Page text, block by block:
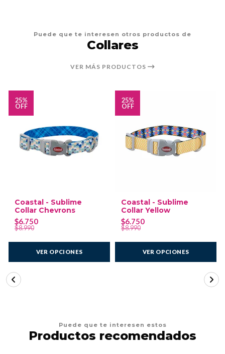
Puede que te interesen otros productos de
Collares
VER MÁS PRODUCTOS
25%
OFF
Coastal - Sublime
Collar Chevrons
$6.750
$8.990
VER OPCIONES
25%
OFF
Coastal - Sublime
Collar Yellow
$6.750
$8.990
VER OPCIONES
Puede que te interesen estos
Productos recomendados